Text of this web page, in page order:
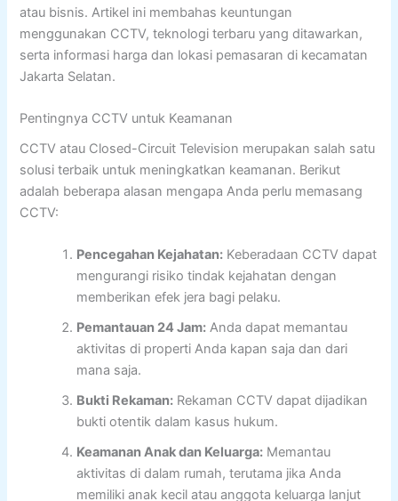
atau bisnis. Artikel ini membahas keuntungan
menggunakan CCTV, teknologi terbaru yang ditawarkan,
serta informasi harga dan lokasi pemasaran di kecamatan
Jakarta Selatan.
Pentingnya CCTV untuk Keamanan
CCTV atau Closed-Circuit Television merupakan salah satu
solusi terbaik untuk meningkatkan keamanan. Berikut
adalah beberapa alasan mengapa Anda perlu memasang
CCTV:
Pencegahan Kejahatan: Keberadaan CCTV dapat
mengurangi risiko tindak kejahatan dengan
memberikan efek jera bagi pelaku.
Pemantauan 24 Jam: Anda dapat memantau
aktivitas di properti Anda kapan saja dan dari
mana saja.
Bukti Rekaman: Rekaman CCTV dapat dijadikan
bukti otentik dalam kasus hukum.
Keamanan Anak dan Keluarga: Memantau
aktivitas di dalam rumah, terutama jika Anda
memiliki anak kecil atau anggota keluarga lanjut